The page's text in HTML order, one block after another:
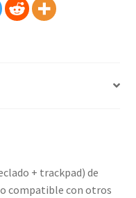
+ trackpad) de
compatible con otros